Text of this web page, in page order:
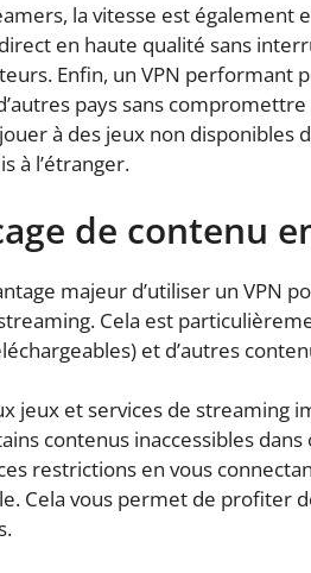
la vitesse est également
en haute qualité sans
Enfin, un VPN performant
pays sans
à des jeux non disponibles
à l’étranger.
de contenu
majeur d’utiliser un VPN
Cela est
et d’autres
jeux et services de streaming
contenus inaccessibles
restrictions en vous
Cela vous permet de profiter